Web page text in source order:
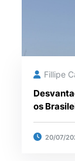
Fillipe
os
20/07/